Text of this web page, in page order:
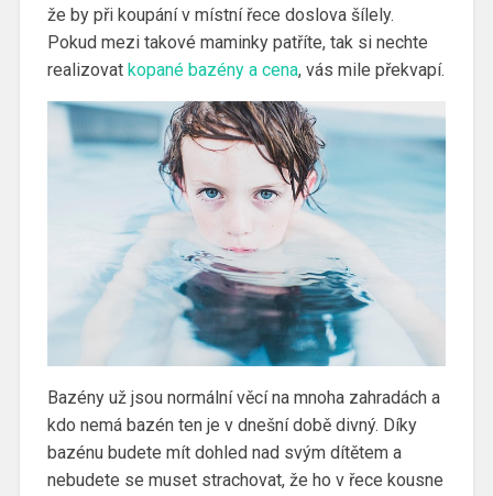
že by při koupání v místní řece doslova šílely.
Pokud mezi takové maminky patříte, tak si nechte
realizovat kopané bazény a cena, vás mile překvapí.
Bazény už jsou normální věcí na mnoha zahradách a
kdo nemá bazén ten je v dnešní době divný. Díky
bazénu budete mít dohled nad svým dítětem a
nebudete se muset strachovat, že ho v řece kousne